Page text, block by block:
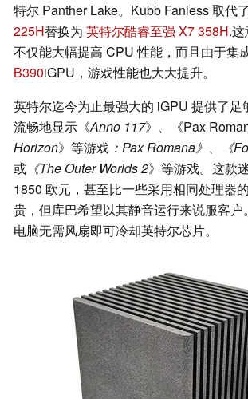
特尔 Panther Lake。Kubb Fanless 取代了
225H替换为 英特尔酷睿至强 X7 358H.
不仅能大幅提高 CPU 性能，而且由于集
B390iGPU，游戏性能也大大提升。
英特尔迄今为止最强大的 iGPU 提供了足
流畅地显示《Anno 117》 、 《Pax
Horizon》等游戏 ：Pax Romana》、《
或 《The Outer Worlds 2》等游戏。这款
1850 欧元，甚至比一些采用相同处理器
贵，但库巴希望以其静音运行来说服客
电脑无需风扇即可冷却英特尔芯片。